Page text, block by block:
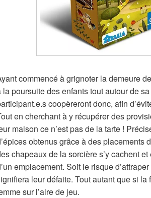
commencé à grignoter la demeure
la poursuite des enfants tout autour de
coopèreront donc, afin
en cherchant à y récupérer des
maison ce n’est pas de la tarte !
obtenus grâce à des placements
chapeaux de la sorcière s’y cachent
emplacement. Soit le risque
leur défaite. Tout autant que si
sur l’aire de jeu.